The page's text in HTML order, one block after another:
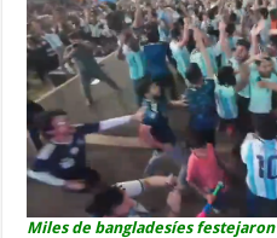
Miles de bangladesíes